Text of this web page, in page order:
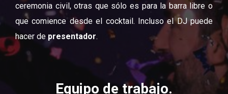
ceremonia civil, otras que sólo es para la barra libre o
que comience desde el cocktail. Incluso el DJ puede
hacer de presentador.
Equipo de trabajo.